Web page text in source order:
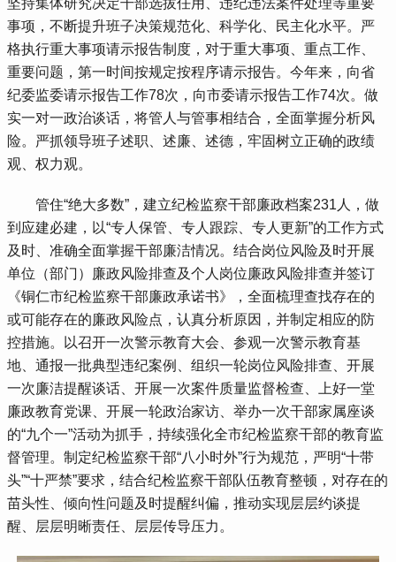
坚持集体研究决定干部选拔任用、违纪违法案件处理等重要
事项，不断提升班子决策规范化、科学化、民主化水平。严
格执行重大事项请示报告制度，对于重大事项、重点工作、
重要问题，第一时间按规定按程序请示报告。今年来，向省
纪委监委请示报告工作78次，向市委请示报告工作74次。做
实一对一政治谈话，将管人与管事相结合，全面掌握分析风
险。严抓领导班子述职、述廉、述德，牢固树立正确的政绩
观、权力观。
管住“绝大多数”，建立纪检监察干部廉政档案231人，做
到应建必建，以“专人保管、专人跟踪、专人更新”的工作方式
及时、准确全面掌握干部廉洁情况。结合岗位风险及时开展
单位（部门）廉政风险排查及个人岗位廉政风险排查并签订
《铜仁市纪检监察干部廉政承诺书》，全面梳理查找存在的
或可能存在的廉政风险点，认真分析原因，并制定相应的防
控措施。以召开一次警示教育大会、参观一次警示教育基
地、通报一批典型违纪案例、组织一轮岗位风险排查、开展
一次廉洁提醒谈话、开展一次案件质量监督检查、上好一堂
廉政教育党课、开展一轮政治家访、举办一次干部家属座谈
的“九个一”活动为抓手，持续强化全市纪检监察干部的教育监
督管理。制定纪检监察干部“八小时外”行为规范，严明“十带
头”“十严禁”要求，结合纪检监察干部队伍教育整顿，对存在的
苗头性、倾向性问题及时提醒纠偏，推动实现层层约谈提
醒、层层明晰责任、层层传导压力。